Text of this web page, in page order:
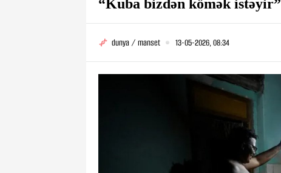
“Kuba bizdən kömək istəyir”
dunya / manset 13-05-2026, 08:34